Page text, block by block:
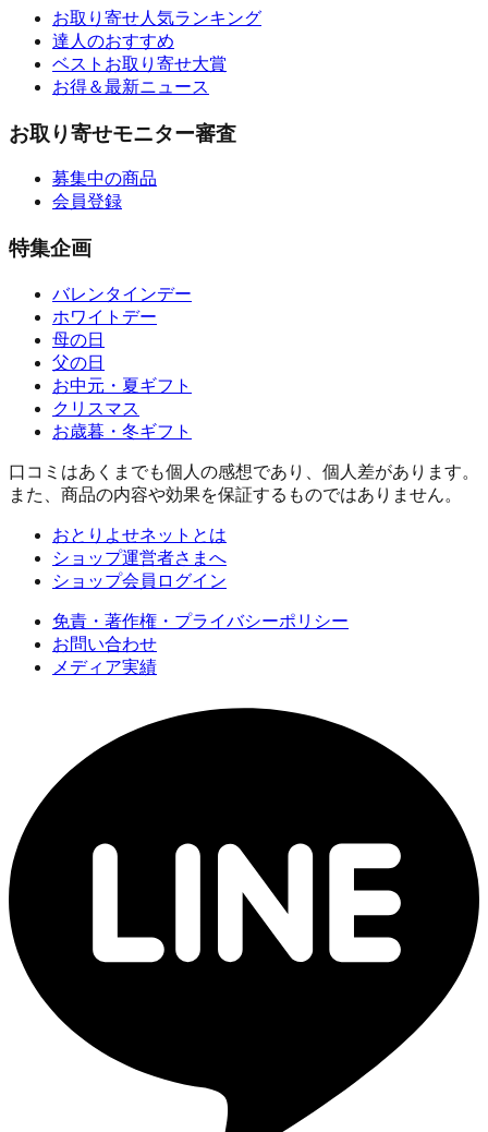
お取り寄せ人気ランキング
達人のおすすめ
ベストお取り寄せ大賞
お得＆最新ニュース
お取り寄せモニター審査
募集中の商品
会員登録
特集企画
バレンタインデー
ホワイトデー
母の日
父の日
お中元・夏ギフト
クリスマス
お歳暮・冬ギフト
口コミはあくまでも個人の感想であり、個人差があります。
また、商品の内容や効果を保証するものではありません。
おとりよせネットとは
ショップ運営者さまへ
ショップ会員ログイン
免責・著作権・プライバシーポリシー
お問い合わせ
メディア実績